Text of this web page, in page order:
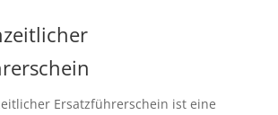
Ersatzführerschein ist eine